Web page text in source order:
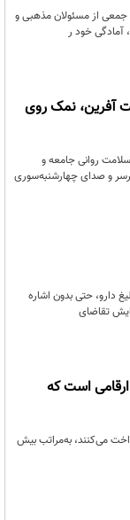
از مسئولان مذهبی و
آمادگی خود ر
آفرین، نمک روی
روانی جامعه و
پرسر و صدای چهارشنبه‌سوری
دارو، حتی بدون اشاره
تقاضای
است که
می‌کنند، به‌مراتب بیش